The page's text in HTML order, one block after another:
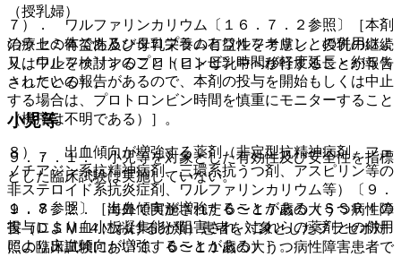
（授乳婦）
治療上の有益性及び母乳栄養の有益性を考慮し、授乳の継続
又は中止を検討すること（ヒト母乳中へ移行することが報告
されている）。
小児等
９．７．１． 小児等を対象とした有効性及び安全性を指標
とした臨床試験は実施していない。
９．７．２． 海外で実施された６〜１７歳の大うつ病性障
害（ＤＳＭ−４における分類）患者を対象としたプラセボ対
照の臨床試験において、６〜１１歳の大うつ病性障害患者で
７）． ワルファリンカリウム〔１６．７．２参照〕［本剤
のラセミ体であるシタロプラムとワルファリンとの併用によ
り、ワルファリンのプロトロンビン時間が軽度延長＜約５％
＞したとの報告があるので、本剤の投与を開始もしくは中止
する場合は、プロトロンビン時間を慎重にモニターすること
（機序は不明である）］。
８）． 出血傾向が増強する薬剤（非定型抗精神病剤、フェ
ノチアジン系抗精神病剤、三環系抗うつ剤、アスピリン等の
非ステロイド系抗炎症剤、ワルファリンカリウム等）〔９．
１．８参照〕［出血傾向が増強することがある（ＳＳＲＩの
投与により血小板凝集能が阻害され、これらの薬剤との併用
により出血傾向が増強することがある）］。